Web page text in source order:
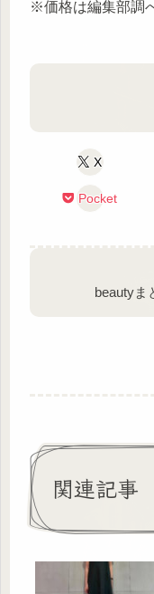
※価格は編集部調
X
Pocket
beautyま
関連記事